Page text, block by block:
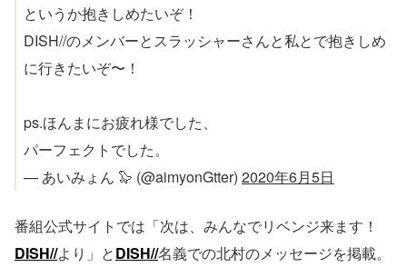
というか抱きしめたいぞ！
DISH//のメンバーとスラッシャーさんと私とで抱きしめ
に行きたいぞ〜！
ps.ほんまにお疲れ様でした、
パーフェクトでした。
— あいみょん 🦭 (@aimyonGtter) 2020年6月5日
番組公式サイトでは「次は、みんなでリベンジ来ます！
DISH//より」とDISH//名義での北村のメッセージを掲載。